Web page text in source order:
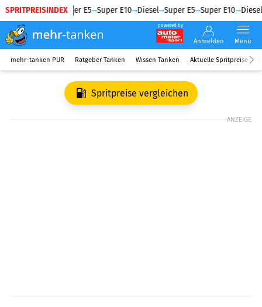
SPRITPREISINDEX
Diesel Super E5 Super E10 Diesel Super E5 Super E10 Diesel
powered by
Anmelden Menü
mehr-tanken PUR Ratgeber Tanken Wissen Tanken Aktuelle Spritpreise
Spritpreise vergleichen
ANZEIGE